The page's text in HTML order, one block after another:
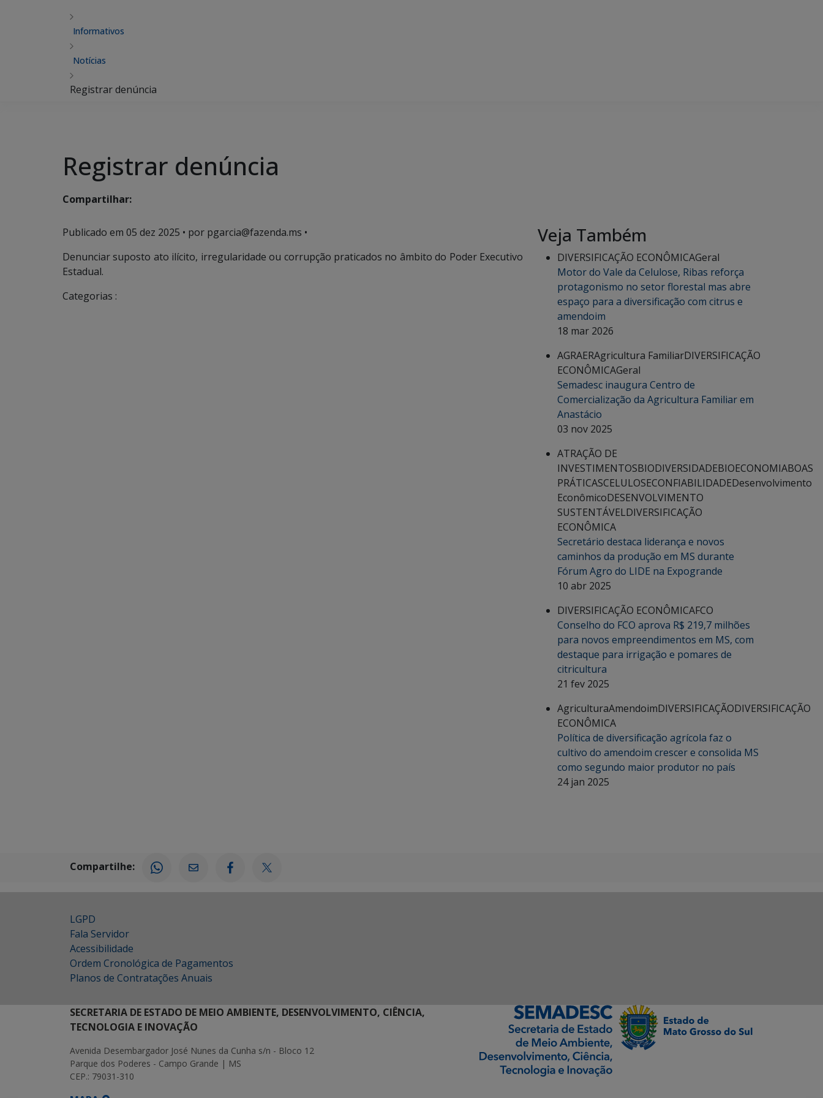
Informativos
Notícias
Registrar denúncia
Registrar denúncia
Compartilhar:
Publicado em 05 dez 2025 • por pgarcia@fazenda.ms •
Denunciar suposto ato ilícito, irregularidade ou corrupção praticados no âmbito do Poder Executivo
Estadual.
Categorias :
Veja Também
DIVERSIFICAÇÃO ECONÔMICAGeral
Motor do Vale da Celulose, Ribas reforça
protagonismo no setor florestal mas abre
espaço para a diversificação com citrus e
amendoim
18 mar 2026
AGRAERAgricultura FamiliarDIVERSIFICAÇÃO
ECONÔMICAGeral
Semadesc inaugura Centro de
Comercialização da Agricultura Familiar em
Anastácio
03 nov 2025
ATRAÇÃO DE
INVESTIMENTOSBIODIVERSIDADEBIOECONOMIABOAS
PRÁTICASCELULOSECONFIABILIDADEDesenvolvimento
EconômicoDESENVOLVIMENTO
SUSTENTÁVELDIVERSIFICAÇÃO
ECONÔMICA
Secretário destaca liderança e novos
caminhos da produção em MS durante
Fórum Agro do LIDE na Expogrande
10 abr 2025
DIVERSIFICAÇÃO ECONÔMICAFCO
Conselho do FCO aprova R$ 219,7 milhões
para novos empreendimentos em MS, com
destaque para irrigação e pomares de
citricultura
21 fev 2025
AgriculturaAmendoimDIVERSIFICAÇÃODIVERSIFICAÇÃO
ECONÔMICA
Política de diversificação agrícola faz o
cultivo do amendoim crescer e consolida MS
como segundo maior produtor no país
24 jan 2025
Compartilhe:
LGPD
Fala Servidor
Acessibilidade
Ordem Cronológica de Pagamentos
Planos de Contratações Anuais
SECRETARIA DE ESTADO DE MEIO AMBIENTE, DESENVOLVIMENTO, CIÊNCIA,
TECNOLOGIA E INOVAÇÃO
Avenida Desembargador José Nunes da Cunha s/n - Bloco 12
Parque dos Poderes - Campo Grande | MS
CEP.: 79031-310